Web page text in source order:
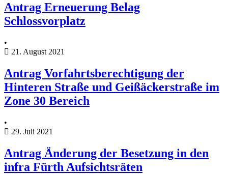
Antrag Erneuerung Belag
Schlossvorplatz
•
21. August 2021
Antrag Vorfahrtsberechtigung der
Hinteren Straße und Geißäckerstraße im
Zone 30 Bereich
•
29. Juli 2021
Antrag Änderung der Besetzung in den
infra Fürth Aufsichtsräten